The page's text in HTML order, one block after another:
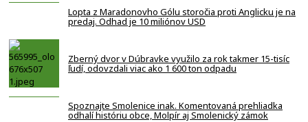
Lopta z Maradonovho Gólu storočia proti Anglicku je na
predaj. Odhad je 10 miliónov USD
Zberný dvor v Dúbravke využilo za rok takmer 15-tisíc
ľudí, odovzdali viac ako 1 600 ton odpadu
Spoznajte Smolenice inak. Komentovaná prehliadka
odhalí históriu obce, Molpír aj Smolenický zámok